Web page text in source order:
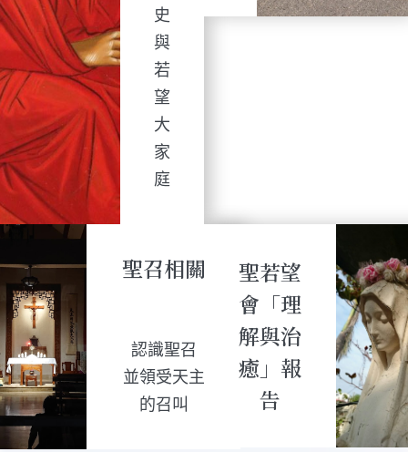
史
與
若
望
大
家
庭
聖召相關
認識聖召
並領受天主
的召叫
聖若望
會「理
解與治
癒」報
告